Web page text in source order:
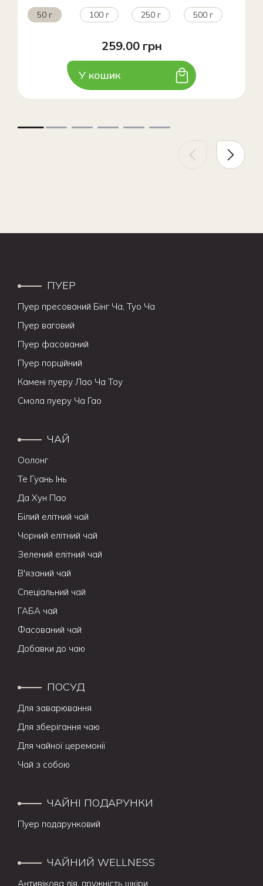
50 г 100 г 250 г 500 г
259.00 грн
У кошик
ПУЕР
Пуер пресований Бінг Ча, Туо Ча
Пуер ваговий
Пуер фасований
Пуер порційний
Камені пуеру Лао Ча Тоу
Смола пуеру Ча Гао
ЧАЙ
Оолонг
Те Гуань Інь
Да Хун Пао
Білий елітний чай
Чорний елітний чай
Зелений елітний чай
В'язаний чай
Спеціальний чай
ГАБА чай
Фасований чай
Добавки до чаю
ПОСУД
Для заварювання
Для зберігання чаю
Для чайної церемонії
Чай з собою
ЧАЙНІ ПОДАРУНКИ
Пуер подарунковий
ЧАЙНИЙ WELLNESS
Антивікова дія, пружність шкіри